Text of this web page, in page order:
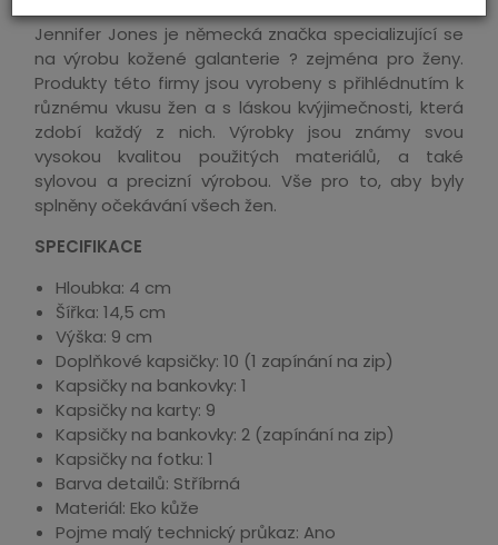
Jennifer Jones je německá značka specializující se
na výrobu kožené galanterie ? zejména pro ženy.
Produkty této firmy jsou vyrobeny s přihlédnutím k
různému vkusu žen a s láskou kvýjimečnosti, která
zdobí každý z nich. Výrobky jsou známy svou
vysokou kvalitou použitých materiálů, a také
sylovou a precizní výrobou. Vše pro to, aby byly
splněny očekávání všech žen.
SPECIFIKACE
Hloubka: 4 cm
Šířka: 14,5 cm
Výška: 9 cm
Doplňkové kapsičky: 10 (1 zapínání na zip)
Kapsičky na bankovky: 1
Kapsičky na karty: 9
Kapsičky na bankovky: 2 (zapínání na zip)
Kapsičky na fotku: 1
Barva detailů: Stříbrná
Materiál: Eko kůže
Pojme malý technický průkaz: Ano